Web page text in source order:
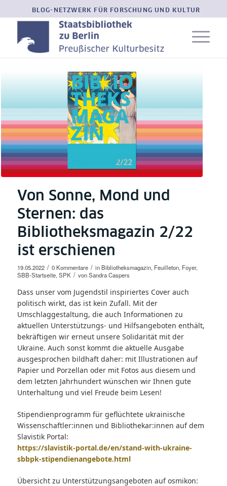
BLOG-NETZWERK FÜR FORSCHUNG UND KULTUR
Von Sonne, Mond und
Sternen: das
Bibliotheksmagazin 2/22
ist erschienen
19.05.2022 / 0 Kommentare / in Bibliotheksmagazin, Feuilleton, Foyer,
SBB-Startseite, SPK / vonSandra Caspers
Dass unser vom Jugendstil inspiriertes Cover auch
politisch wirkt, das ist kein Zufall. Mit der
Umschlaggestaltung, die auch Informationen zu
aktuellen Unterstützungs- und Hilfsangeboten enthält,
bekräftigen wir erneut unsere Solidarität mit der
Ukraine. Auch sonst kommt die aktuelle Ausgabe
ausgesprochen bildhaft daher: mit Illustrationen auf
Papier und Porzellan oder mit Fotos aus diesem und
dem letzten Jahrhundert wünschen wir Ihnen gute
Unterhaltung und viel Freude beim Lesen!
Stipendienprogramm für geflüchtete ukrainische
Wissenschaftler:innen und Bibliothekar:innen auf dem
Slavistik Portal:
https://slavistik-portal.de/en/stand-with-ukraine-
sbbpk-stipendienangebote.html
Übersicht zu Unterstützungsangeboten auf osmikon: